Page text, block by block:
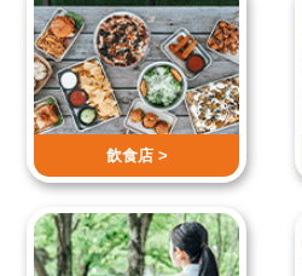
飲食店 >